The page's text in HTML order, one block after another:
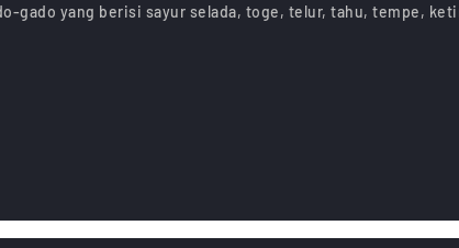
gado yang berisi sayur selada, toge, telur, tahu, tempe,